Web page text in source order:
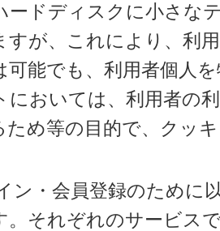
ードディスクに小さな
すが、これにより、利
可能でも、利用者個人
においては、利用者の
ため等の目的で、クッ
ン・会員登録のために
。それぞれのサービス